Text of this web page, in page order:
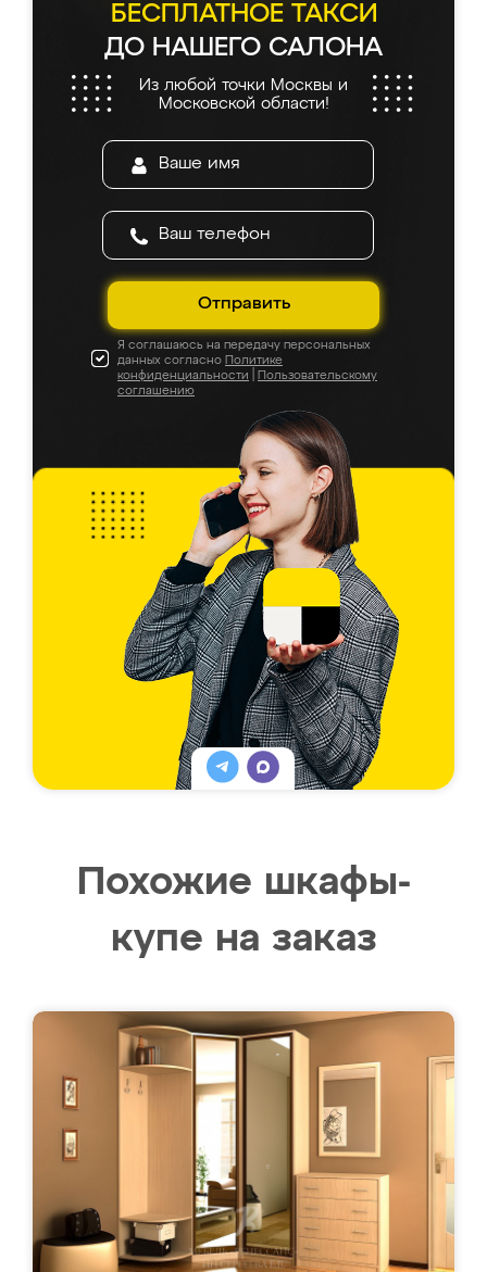
БЕСПЛАТНОЕ ТАКСИ
ДО НАШЕГО САЛОНА
Из любой точки Москвы и
Московской области!
Отправить
Я соглашаюсь на передачу персональных
данных согласно Политике
конфиденциальности
Пользовательскому
соглашению
Похожие шкафы-
купе на заказ